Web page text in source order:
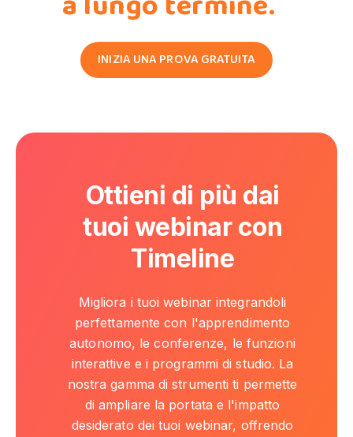
INIZIA UNA PROVA GRATUITA
Ottieni di più dai
tuoi webinar con
Timeline
Migliora i tuoi webinar integrandoli
perfettamente con l'apprendimento
autonomo, le conferenze, le funzioni
interattive e i programmi di studio. La
nostra gamma di strumenti ti permette
di ampliare la portata e l'impatto
desiderato dei tuoi webinar, offrendo